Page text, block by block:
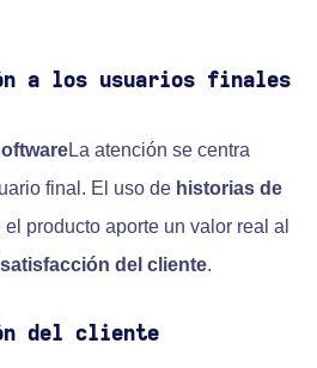
a los usuarios finales
La atención se centra
final. El uso de historias de
producto aporte un valor real al
satisfacción del cliente.
del cliente